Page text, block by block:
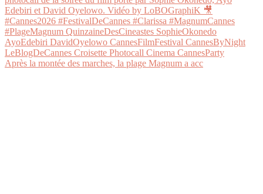
Après la montée des marches, la plage Magnum a acc